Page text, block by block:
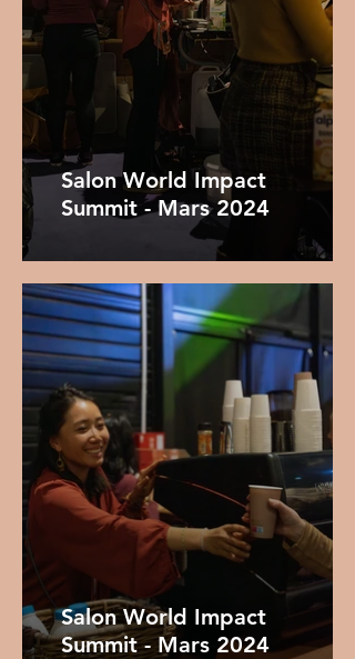
Salon World Impact
Summit - Mars 2024
Salon World Impact
Summit - Mars 2024